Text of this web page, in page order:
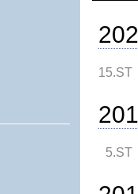
15.ST
5.ST